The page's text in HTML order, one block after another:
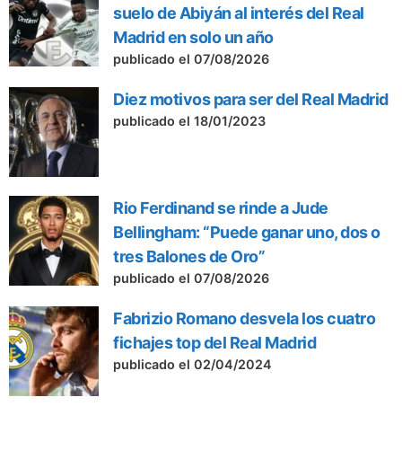
suelo de Abiyán al interés del Real
Madrid en solo un año
publicado el 07/08/2026
Diez motivos para ser del Real Madrid
publicado el 18/01/2023
Rio Ferdinand se rinde a Jude
Bellingham: “Puede ganar uno, dos o
tres Balones de Oro”
publicado el 07/08/2026
Fabrizio Romano desvela los cuatro
fichajes top del Real Madrid
publicado el 02/04/2024